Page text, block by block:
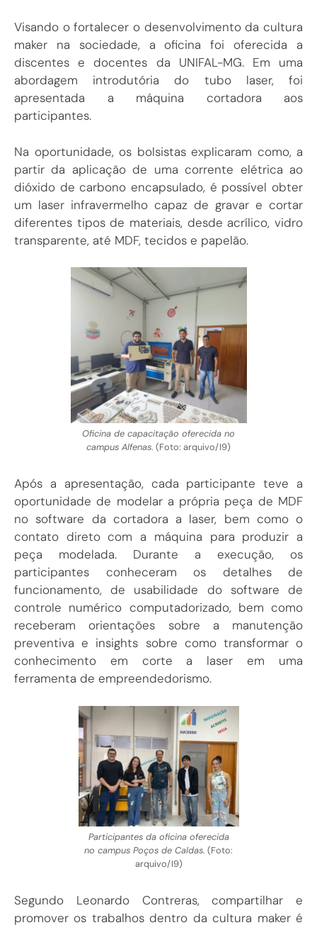
Visando o fortalecer o desenvolvimento da cultura
maker na sociedade, a oficina foi oferecida a
discentes e docentes da UNIFAL-MG. Em uma
abordagem introdutória do tubo laser, foi
apresentada a máquina cortadora aos
participantes.
Na oportunidade, os bolsistas explicaram como, a
partir da aplicação de uma corrente elétrica ao
dióxido de carbono encapsulado, é possível obter
um laser infravermelho capaz de gravar e cortar
diferentes tipos de materiais, desde acrílico, vidro
transparente, até MDF, tecidos e papelão.
Oficina de capacitação oferecida no
campus Alfenas. (Foto: arquivo/I9)
Após a apresentação, cada participante teve a
oportunidade de modelar a própria peça de MDF
no software da cortadora a laser, bem como o
contato direto com a máquina para produzir a
peça modelada. Durante a execução, os
participantes conheceram os detalhes de
funcionamento, de usabilidade do software de
controle numérico computadorizado, bem como
receberam orientações sobre a manutenção
preventiva e insights sobre como transformar o
conhecimento em corte a laser em uma
ferramenta de empreendedorismo.
Participantes da oficina oferecida
no campus Poços de Caldas. (Foto:
arquivo/I9)
Segundo Leonardo Contreras, compartilhar e
promover os trabalhos dentro da cultura maker é